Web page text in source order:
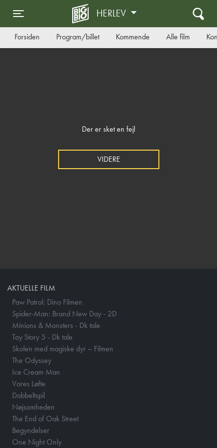
Toggle navigation
HERLEV
Forsiden Program/billet Kommende Alle film
Der er sket en fejl
VIDERE
AKTUELLE FILM
Paw Patrol: Dino Filmen
Spider-Man: Brand New Day - 2D
Minions & Monsters - Dk tale
Toy Story 5 - Dk tale
Skolen med magiske dyr – Filmen
The Odyssey
Ice Cream Man
Vores Løfte
Dobbeltspil
Nøjsomheden
The End of Oak Street
Begyndelser
One Night Only